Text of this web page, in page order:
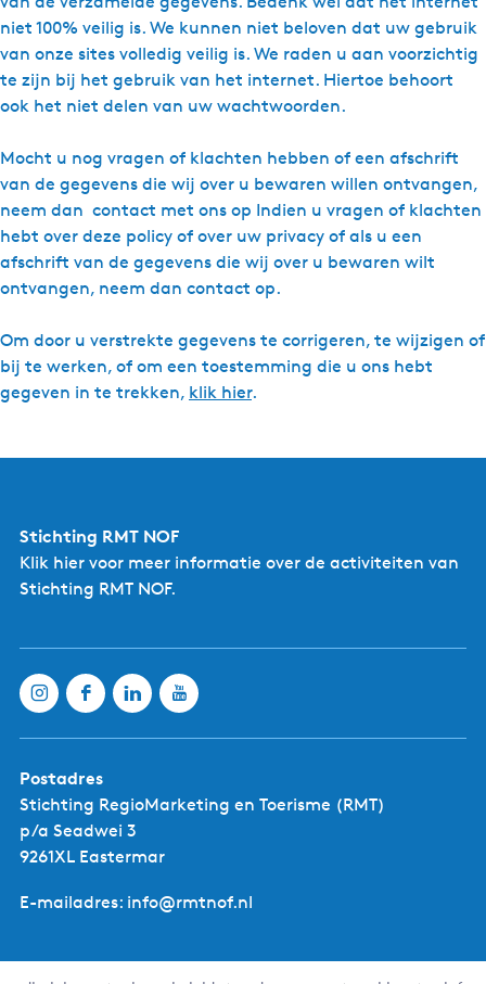
niet 100% veilig is. We kunnen niet beloven dat uw gebruik
van onze sites volledig veilig is. We raden u aan voorzichtig
te zijn bij het gebruik van het internet. Hiertoe behoort
ook het niet delen van uw wachtwoorden.
Mocht u nog vragen of klachten hebben of een afschrift
van de gegevens die wij over u bewaren willen ontvangen,
neem dan contact met ons op Indien u vragen of klachten
hebt over deze policy of over uw privacy of als u een
afschrift van de gegevens die wij over u bewaren wilt
ontvangen, neem dan contact op.
Om door u verstrekte gegevens te corrigeren, te wijzigen of
bij te werken, of om een toestemming die u ons hebt
gegeven in te trekken, klik hier.
Stichting RMT NOF
Klik hier voor meer informatie over de activiteiten van
Stichting RMT NOF.
Postadres
Stichting RegioMarketing en Toerisme (RMT)
p/a Seadwei 3
9261XL Eastermar
E-mailadres: info@rmtnof.nl